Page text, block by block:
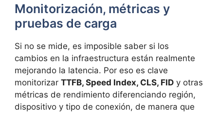
Monitorización, métricas y
pruebas de carga
Si no se mide, es imposible saber si los
cambios en la infraestructura están realmente
mejorando la latencia. Por eso es clave
monitorizar TTFB, Speed Index, CLS, FID y otras
métricas de rendimiento diferenciando región,
dispositivo y tipo de conexión, de manera que